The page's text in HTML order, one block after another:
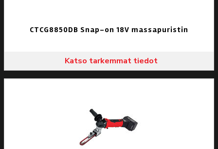
CTCG8850DB Snap-on 18V massapuristin
Katso tarkemmat tiedot